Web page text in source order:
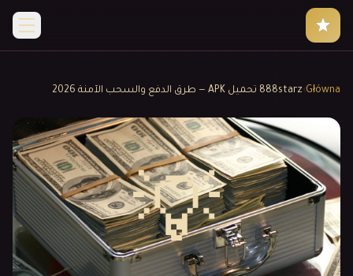
Główna
›888starz تحميل APK — طرق الدفع والسحب الآمنة 2026
💡